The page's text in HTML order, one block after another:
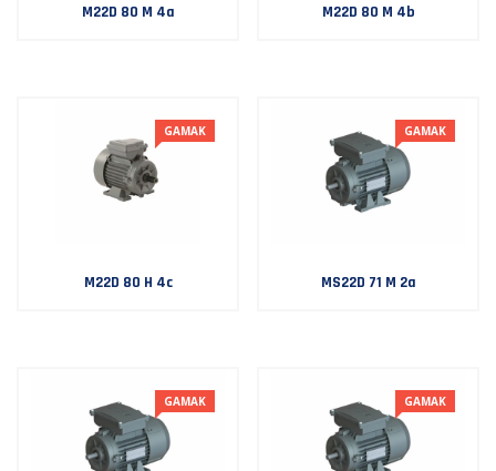
M22D 80 M 4a M22D 80 M 4b
GAMAK
M22D 80 H 4c
GAMAK
MS22D 71 M 2a
GAMAK GAMAK